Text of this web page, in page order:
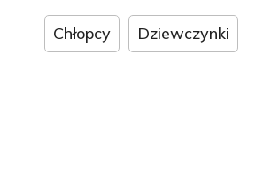
Ubranka na narodziny dziecka
Ubranka na roczek, urodziny
Chłopcy Dziewczynki